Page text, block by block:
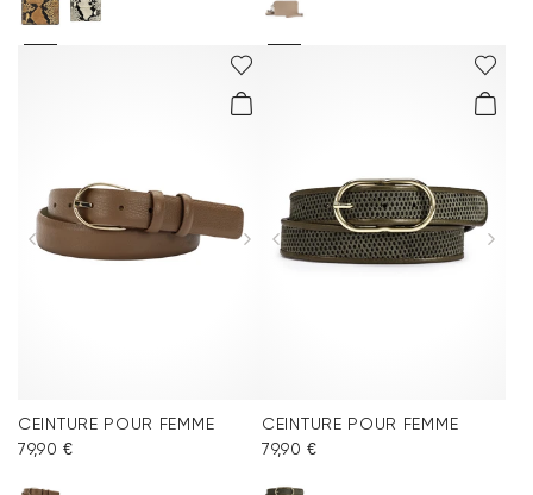
CEINTURE POUR FEMME
79,90 €
CEINTURE POUR FEMME
79,90 €